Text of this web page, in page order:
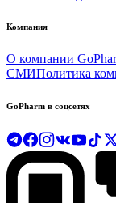
Компания
О компании
СМИПолитика
GoPharm в соцсетях